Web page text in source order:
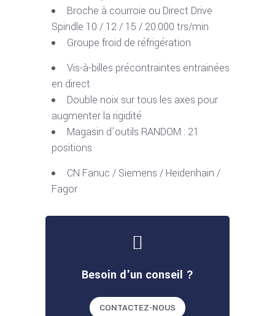
Broche à courroie ou Direct Drive
Spindle 10 / 12 / 15 / 20.000 trs/min
Groupe froid de réfrigération
Vis-à-billes précontraintes entrainées
en direct
Double noix sur tous les axes pour
augmenter la rigidité
Magasin d’outils RANDOM : 21
positions
CN Fanuc / Siemens / Heidenhain /
Fagor
Besoin d'un conseil ?
CONTACTEZ-NOUS